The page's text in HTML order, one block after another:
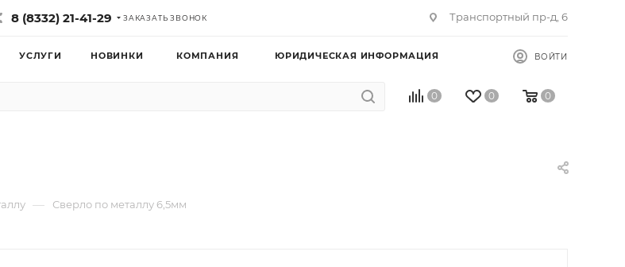
8 (8332) 21-41-29 ЗАКАЗАТЬ ЗВОНОК Транспортный пр-д, 6
УСЛУГИ НОВИНКИ КОМПАНИЯ ЮРИДИЧЕСКАЯ ИНФОРМАЦИЯ ВОЙТИ
0 0 0
— Сверло по металлу 6,5мм